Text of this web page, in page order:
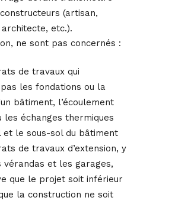
(artisan,
etc.).
ne sont pas concernés :
de travaux qui
les fondations ou la
bâtiment, l’écoulement
les échanges thermiques
le sous-sol du bâtiment
de travaux d’extension, y
vérandas et les garages,
que le projet soit inférieur
la construction ne soit